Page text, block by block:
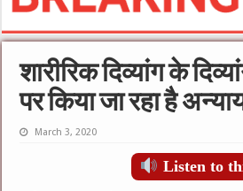
शारीरिक दिव्यांग के
पर किया जा रहा है
March 3, 2020
Listen to